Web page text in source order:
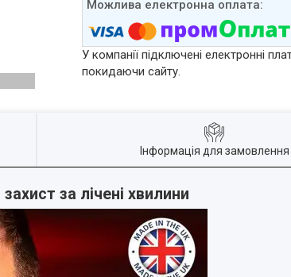
У компанії підключені електронні
покидаючи сайту.
Інформація для замовлення
за лічені хвилини